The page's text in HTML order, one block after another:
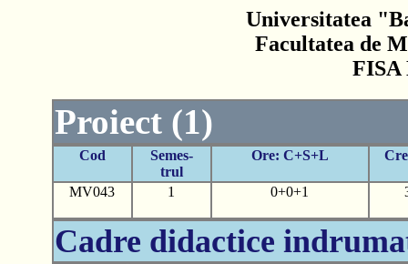
Universitatea
Facultatea de
FISA
Proiect (1)
Cod
Semes-
trul
Ore: C+S+L
MV043 1 0+0+1
Cadre didactice